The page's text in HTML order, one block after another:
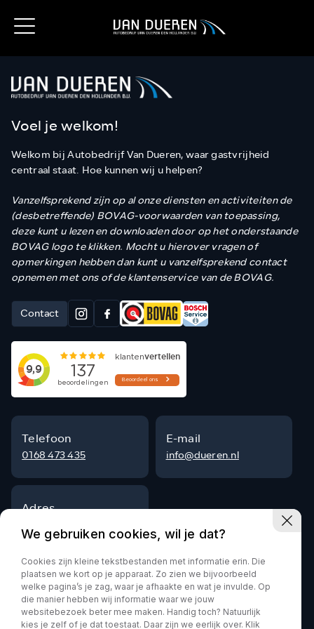
Voel je welkom!
Welkom bij Autobedrijf Van Dueren, waar gastvrijheid
centraal staat. Hoe kunnen wij u helpen?
Vanzelfsprekend zijn op al onze diensten en activiteiten de
(desbetreffende) BOVAG-voorwaarden van toepassing,
deze kunt u lezen en downloaden door op het onderstaande
BOVAG logo te klikken. Mocht u hierover vragen of
opmerkingen hebben dan kunt u vanzelfsprekend contact
opnemen met ons of de klantenservice van de BOVAG.
Contact
Telefoon
0168 473 435
E-mail
info@dueren.nl
Adres
4797 SG Willemstad
Privacy policy
We gebruiken cookies, wil je dat?
Cookies zijn kleine tekstbestanden met informatie erin. Die
plaatsen we kort op je apparaat. Zo zien we bijvoorbeeld
welke pagina’s je zag, waar je afhaakte en wat je invulde. Op
die manier hebben wij informatie waar we jouw
websitebezoek beter mee maken. Handig toch? Natuurlijk
kies je zelf of je dat toestaat. Daar zijn we eerlijk over. Klik